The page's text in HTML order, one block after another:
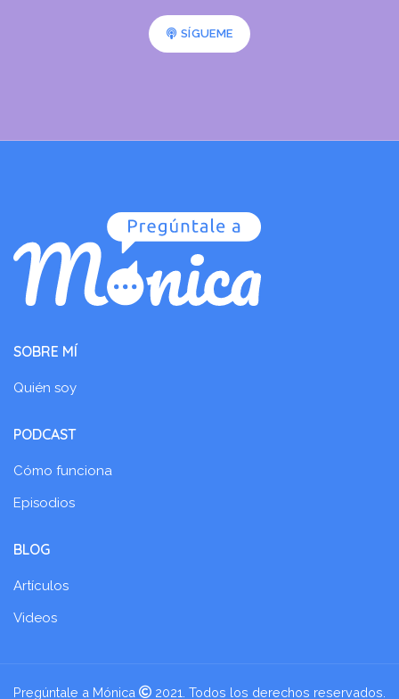
SÍGUEME
SOBRE MÍ
Quién soy
PODCAST
Cómo funciona
Episodios
BLOG
Artículos
Videos
Pregúntale a Mónica 2021. Todos los derechos reservados.